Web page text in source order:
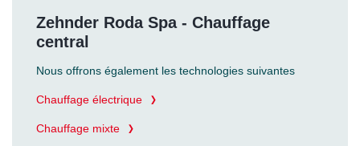
Zehnder Roda Spa - Chauffage
central
Nous offrons également les technologies suivantes
Chauffage électrique
Chauffage mixte